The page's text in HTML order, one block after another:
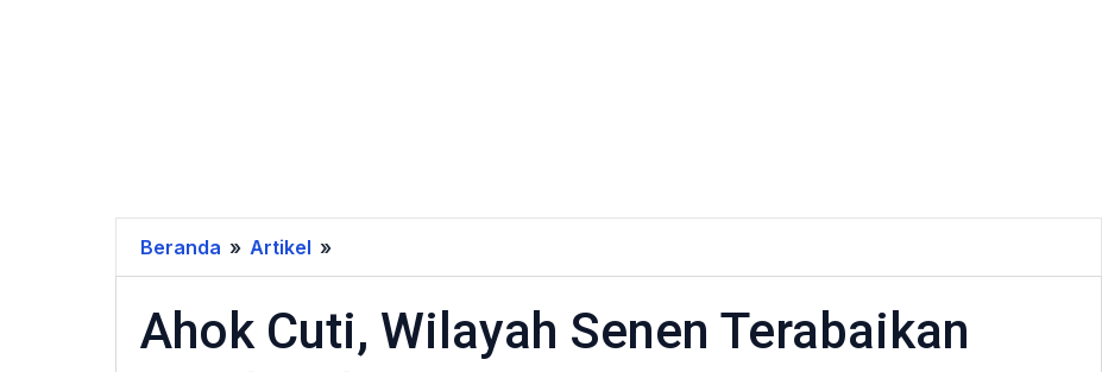
Beranda » Artikel »
Cuti,
Wilayah
Senen
Ahok Cuti, Wilayah Senen Terabaikan